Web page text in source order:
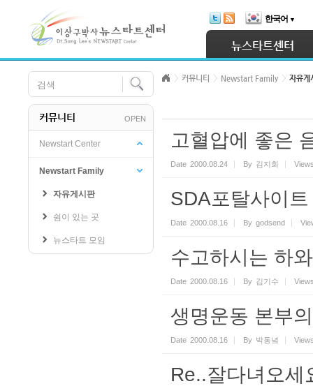
한국어 ▼
뉴스타트센터
커뮤니티 OPEN
Newstart Center
Newstart Family
자유게시판
쉼이 있는 곳
뉴스타트 모임
커뮤니티 Newstart Family 자유게
고혈압에 좋은
Date 2000.08.24 By 김지회
SDA포탈사이
Date 2000.08.16 By godsend
수고하시는 하
Date 2000.08.16 By 김기수
생명운동 본부
Date 2000.08.16 By 박동녘
Re..잘다녀오세
Sketchbook5, 스케치북5
Sketchbook5, 스케치북5